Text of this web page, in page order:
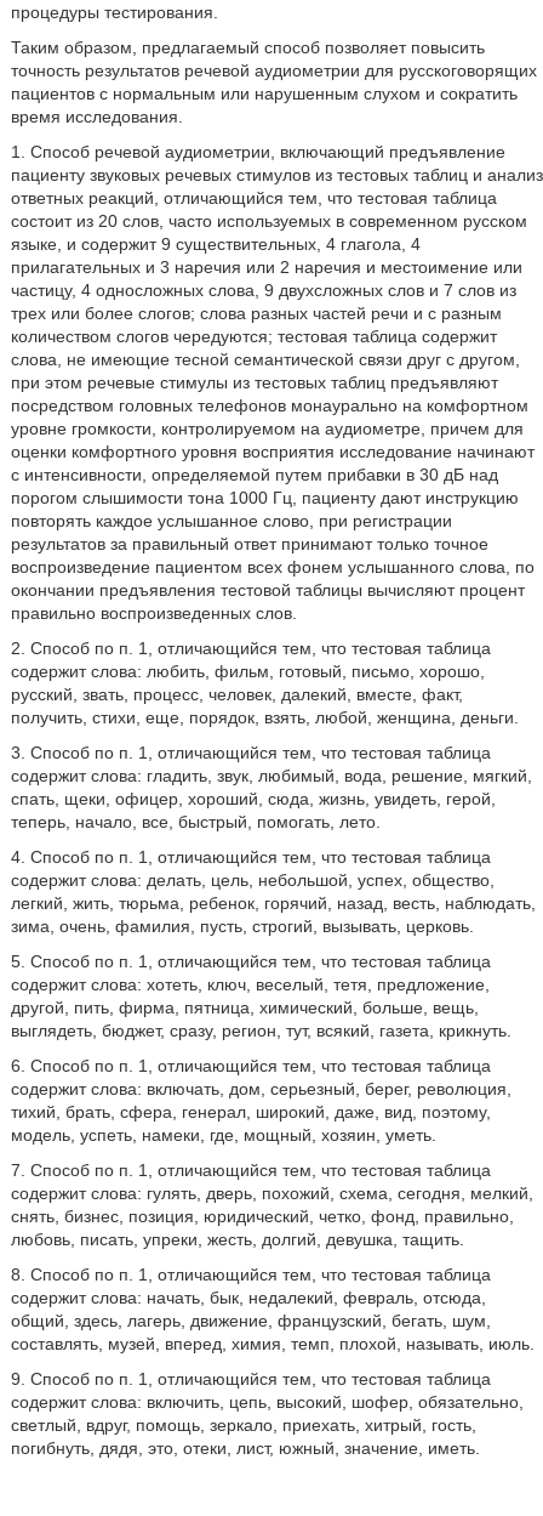
процедуры тестирования.
Таким образом, предлагаемый способ позволяет повысить
точность результатов речевой аудиометрии для русскоговорящих
пациентов с нормальным или нарушенным слухом и сократить
время исследования.
1. Способ речевой аудиометрии, включающий предъявление
пациенту звуковых речевых стимулов из тестовых таблиц и анализ
ответных реакций, отличающийся тем, что тестовая таблица
состоит из 20 слов, часто используемых в современном русском
языке, и содержит 9 существительных, 4 глагола, 4
прилагательных и 3 наречия или 2 наречия и местоимение или
частицу, 4 односложных слова, 9 двухсложных слов и 7 слов из
трех или более слогов; слова разных частей речи и с разным
количеством слогов чередуются; тестовая таблица содержит
слова, не имеющие тесной семантической связи друг с другом,
при этом речевые стимулы из тестовых таблиц предъявляют
посредством головных телефонов монаурально на комфортном
уровне громкости, контролируемом на аудиометре, причем для
оценки комфортного уровня восприятия исследование начинают
с интенсивности, определяемой путем прибавки в 30 дБ над
порогом слышимости тона 1000 Гц, пациенту дают инструкцию
повторять каждое услышанное слово, при регистрации
результатов за правильный ответ принимают только точное
воспроизведение пациентом всех фонем услышанного слова, по
окончании предъявления тестовой таблицы вычисляют процент
правильно воспроизведенных слов.
2. Способ по п. 1, отличающийся тем, что тестовая таблица
содержит слова: любить, фильм, готовый, письмо, хорошо,
русский, звать, процесс, человек, далекий, вместе, факт,
получить, стихи, еще, порядок, взять, любой, женщина, деньги.
3. Способ по п. 1, отличающийся тем, что тестовая таблица
содержит слова: гладить, звук, любимый, вода, решение, мягкий,
спать, щеки, офицер, хороший, сюда, жизнь, увидеть, герой,
теперь, начало, все, быстрый, помогать, лето.
4. Способ по п. 1, отличающийся тем, что тестовая таблица
содержит слова: делать, цель, небольшой, успех, общество,
легкий, жить, тюрьма, ребенок, горячий, назад, весть, наблюдать,
зима, очень, фамилия, пусть, строгий, вызывать, церковь.
5. Способ по п. 1, отличающийся тем, что тестовая таблица
содержит слова: хотеть, ключ, веселый, тетя, предложение,
другой, пить, фирма, пятница, химический, больше, вещь,
выглядеть, бюджет, сразу, регион, тут, всякий, газета, крикнуть.
6. Способ по п. 1, отличающийся тем, что тестовая таблица
содержит слова: включать, дом, серьезный, берег, революция,
тихий, брать, сфера, генерал, широкий, даже, вид, поэтому,
модель, успеть, намеки, где, мощный, хозяин, уметь.
7. Способ по п. 1, отличающийся тем, что тестовая таблица
содержит слова: гулять, дверь, похожий, схема, сегодня, мелкий,
снять, бизнес, позиция, юридический, четко, фонд, правильно,
любовь, писать, упреки, жесть, долгий, девушка, тащить.
8. Способ по п. 1, отличающийся тем, что тестовая таблица
содержит слова: начать, бык, недалекий, февраль, отсюда,
общий, здесь, лагерь, движение, французский, бегать, шум,
составлять, музей, вперед, химия, темп, плохой, называть, июль.
9. Способ по п. 1, отличающийся тем, что тестовая таблица
содержит слова: включить, цепь, высокий, шофер, обязательно,
светлый, вдруг, помощь, зеркало, приехать, хитрый, гость,
погибнуть, дядя, это, отеки, лист, южный, значение, иметь.